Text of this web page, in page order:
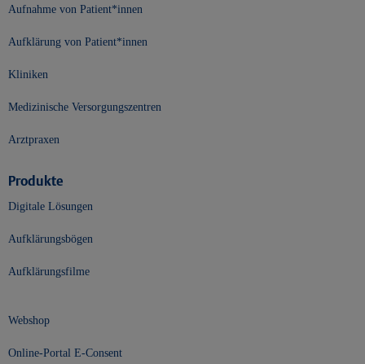
Aufnahme von Patient*innen
Aufklärung von Patient*innen
Kliniken
Medizinische Versorgungszentren
Arztpraxen
Produkte
Digitale Lösungen
Aufklärungsbögen
Aufklärungsfilme
Webshop
Online-Portal E-Consent